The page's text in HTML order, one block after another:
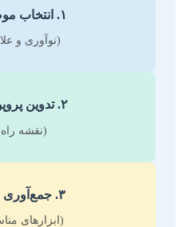
۱. انتخاب موضوع
(نوآوری و
۲. تدوین پروپوزال
(نقشه
۳. جمع‌آوری داده
(ابزارهای